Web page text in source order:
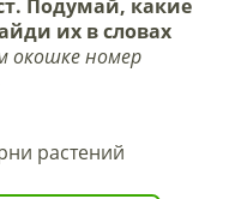
Подумай, какие
их в словах
окошке номер
растений